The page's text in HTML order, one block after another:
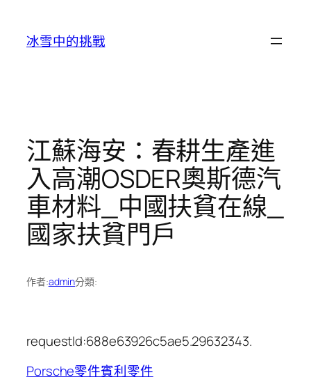
冰雪中的挑戰
江蘇海安：春耕生產進
入高潮OSDER奧斯德汽
車材料_中國扶貧在線_
國家扶貧門戶
作者:admin分類:
requestId:688e63926c5ae5.29632343.
Porsche零件賓利零件